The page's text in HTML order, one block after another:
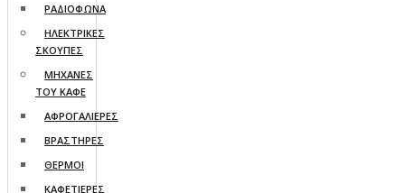
ΡΑΔΙΟΦΩΝΑ
ΗΛΕΚΤΡΙΚΕΣ
ΣΚΟΥΠΕΣ
ΜΗΧΑΝΕΣ
ΤΟΥ ΚΑΦΕ
ΑΦΡΟΓΑΛΙΕΡΕΣ
ΒΡΑΣΤΗΡΕΣ
ΘΕΡΜΟΙ
ΚΑΦΕΤΙΕΡΕΣ